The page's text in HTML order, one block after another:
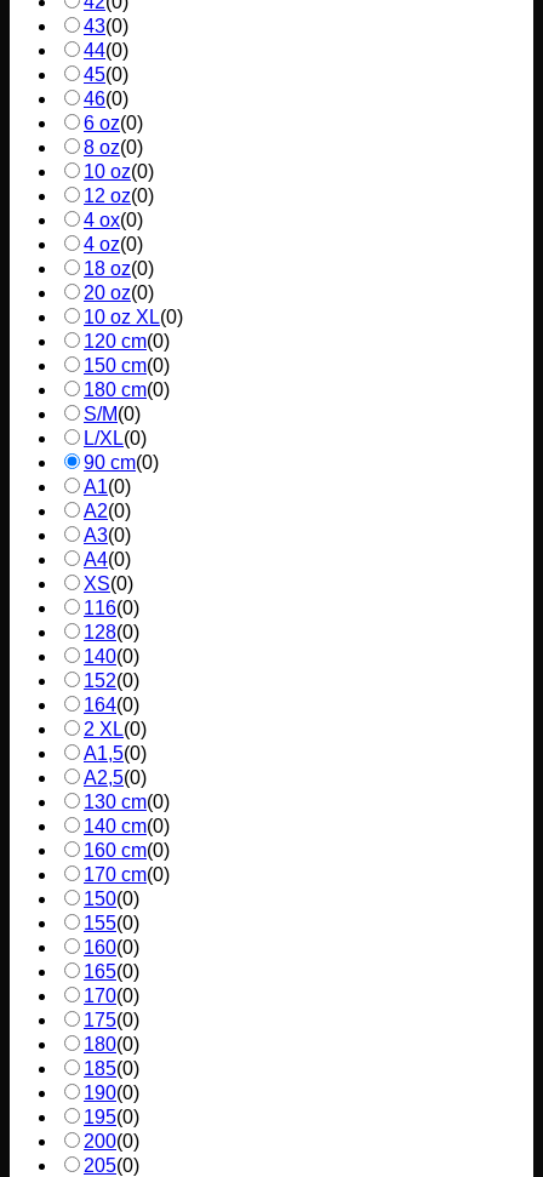
43(0)
44(0)
45(0)
46(0)
6 oz(0)
8 oz(0)
10 oz(0)
12 oz(0)
4 ox(0)
4 oz(0)
18 oz(0)
20 oz(0)
10 oz XL(0)
120 cm(0)
150 cm(0)
180 cm(0)
S/M(0)
L/XL(0)
90 cm(0)
A1(0)
A2(0)
A3(0)
A4(0)
XS(0)
116(0)
128(0)
140(0)
152(0)
164(0)
2 XL(0)
A1,5(0)
A2,5(0)
130 cm(0)
140 cm(0)
160 cm(0)
170 cm(0)
150(0)
155(0)
160(0)
165(0)
170(0)
175(0)
180(0)
185(0)
190(0)
195(0)
200(0)
205(0)